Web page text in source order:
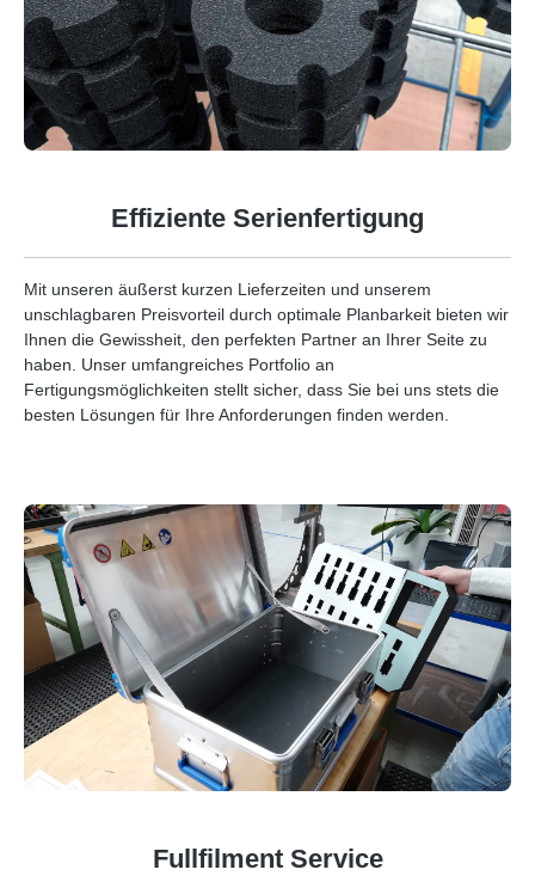
Effiziente Serienfertigung
Mit unseren äußerst kurzen Lieferzeiten und unserem
unschlagbaren Preisvorteil durch optimale Planbarkeit bieten wir
Ihnen die Gewissheit, den perfekten Partner an Ihrer Seite zu
haben. Unser umfangreiches Portfolio an
Fertigungsmöglichkeiten stellt sicher, dass Sie bei uns stets die
besten Lösungen für Ihre Anforderungen finden werden.
Fullfilment Service